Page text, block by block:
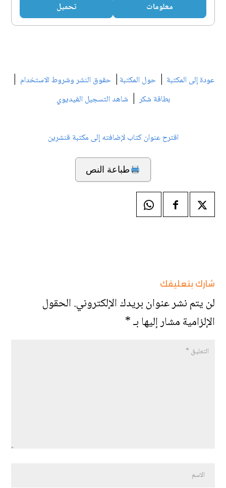
معلومات تحميل
عودة إلى المكتبة | حول المكتبة | حقوق النشر وشروط الاستخدام |
بطاقة شكر| شاهد التسجيل الفيديوي
اقترح عنوان كتاب لإضافته إلى مكتبة قنشرين
طباعة النص
شارك بتعليقك
لن يتم نشر عنوان بريدك الإلكتروني.الحقول
الإلزامية مشار إليها بـ*